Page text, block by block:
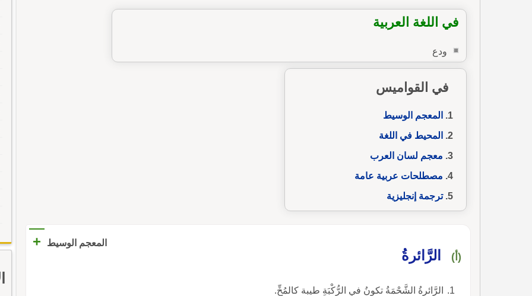
في اللغة العربية
ودع
في القواميس
المعجم الوسيط
المحيط في اللغة
معجم لسان العرب
مصطلحات عربية عامة
ترجمة إنجليزية
المعجم الوسيط +
(أ) الرَّائرةُ
الرَّائرةُ الشَّحْمَةُ تكونُ في الرُّكْبَةِ طيبة كالمُخِّ.